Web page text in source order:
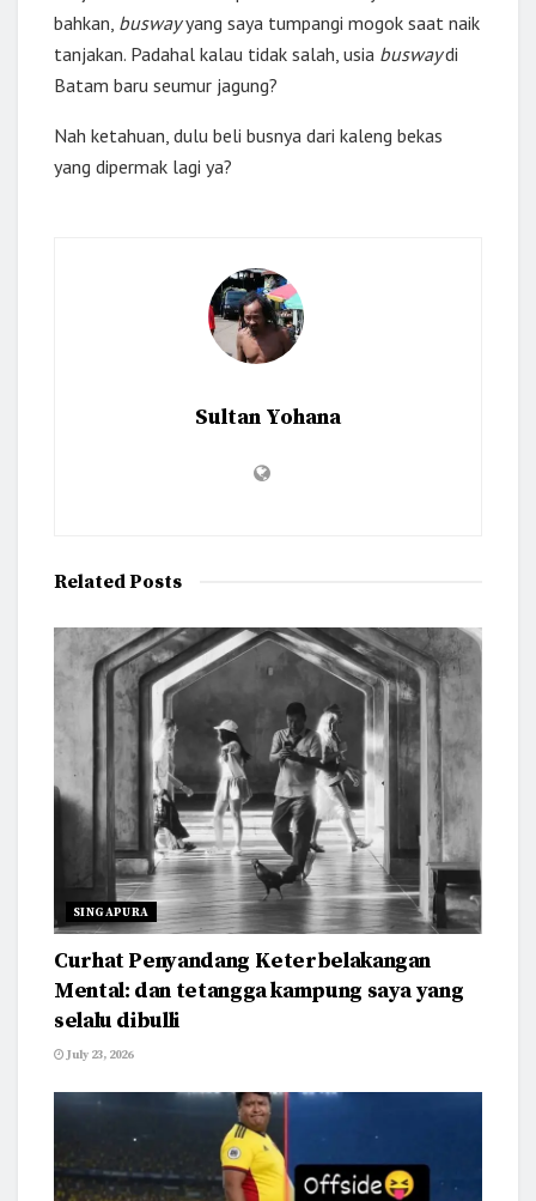
bahkan, buswayyang saya tumpangi mogok saat naik
tanjakan. Padahal kalau tidak salah, usia buswaydi
Batam baru seumur jagung?
Nah ketahuan, dulu beli busnya dari kaleng bekas
yang dipermak lagi ya?
Sultan Yohana
RelatedPosts
SINGAPURA
Curhat Penyandang Keterbelakangan
Mental: dan tetangga kampung saya yang
selalu dibulli
July 23, 2026